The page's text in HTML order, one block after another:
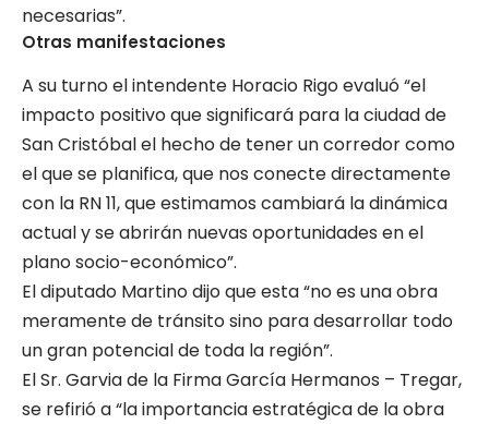
necesarias”.
Otras manifestaciones
A su turno el intendente Horacio Rigo evaluó “el
impacto positivo que significará para la ciudad de
San Cristóbal el hecho de tener un corredor como
el que se planifica, que nos conecte directamente
con la RN 11, que estimamos cambiará la dinámica
actual y se abrirán nuevas oportunidades en el
plano socio-económico”.
El diputado Martino dijo que esta “no es una obra
meramente de tránsito sino para desarrollar todo
un gran potencial de toda la región”.
El Sr. Garvia de la Firma García Hermanos – Tregar,
se refirió a “la importancia estratégica de la obra